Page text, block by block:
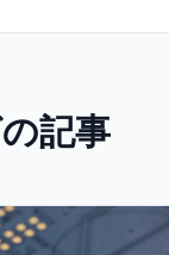
記事